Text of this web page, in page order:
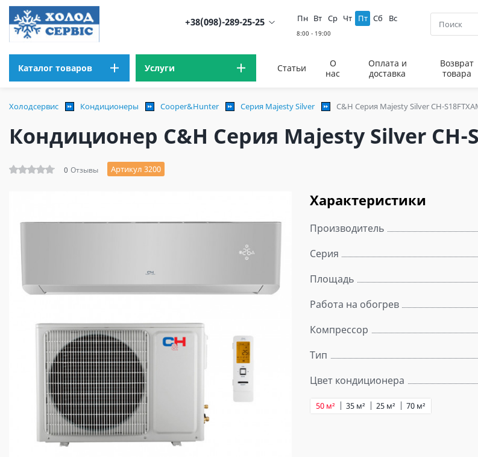
+38(098)-289-25-25 Пн Вт Ср Чт Пт Сб Вс
Каталог товаров Услуги Статьи
О
нас
Оплата и
доставка
Возврат
товара
Холодсервис Кондиционеры Cooper&Hunter Серия Majesty Silver C&H Серия Majesty Silver CH-
Кондиционер C&H Серия Majesty Silver CH-
0 Отзывы Артикул 3200
Характеристики
Производитель
Серия
Площадь
Работа на обогрев
Компрессор
Тип
Цвет кондиционера
35 м² 25 м²
50 м² 70 м²